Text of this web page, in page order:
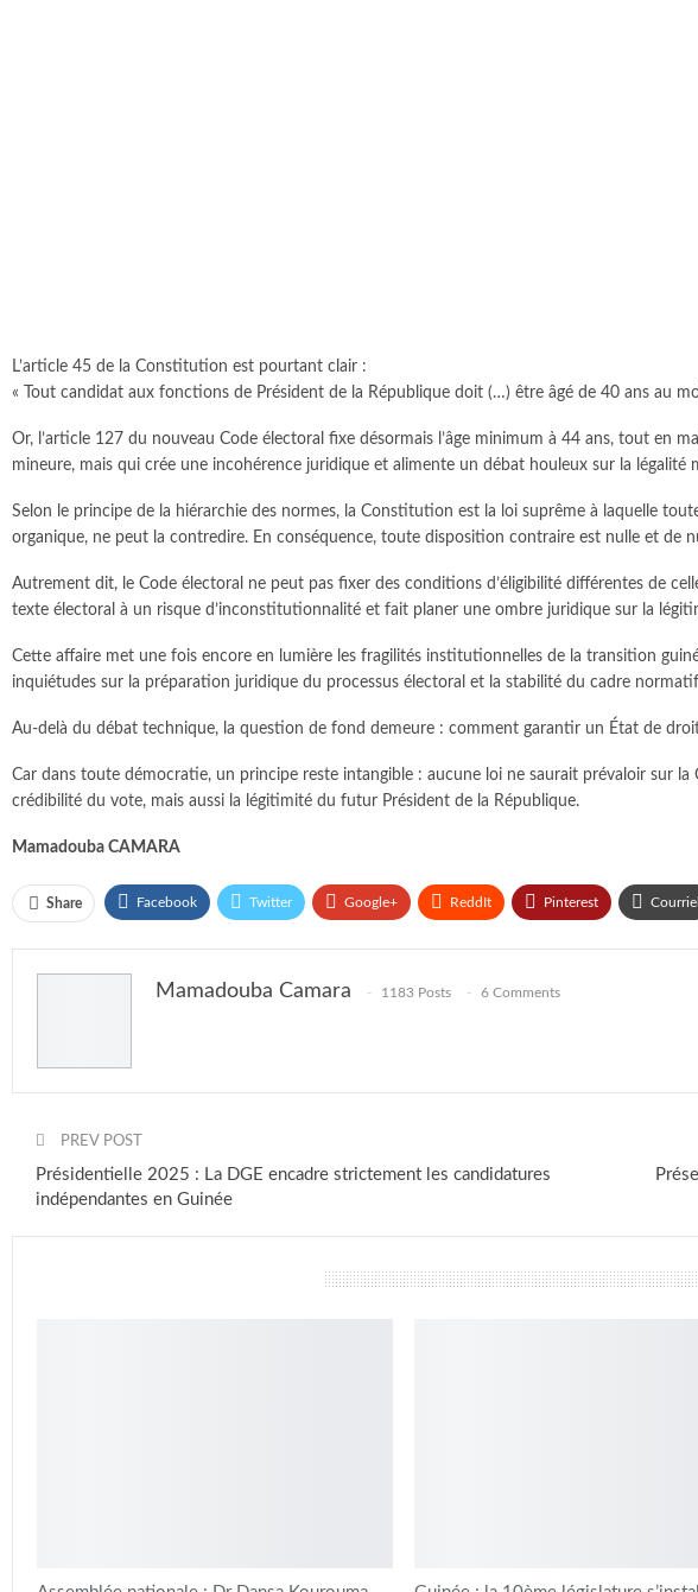
L’article 45 de la Constitution est pourtant clair :
« Tout candidat aux fonctions de Président de la République doit (…) être âgé de 40 ans au
Or, l’article 127 du nouveau Code électoral fixe désormais l’âge minimum à 44 ans, tout en
mineure, mais qui crée une incohérence juridique et alimente un débat houleux sur la légalité
Selon le principe de la hiérarchie des normes, la Constitution est la loi suprême à laquelle
organique, ne peut la contredire. En conséquence, toute disposition contraire est nulle et de
Autrement dit, le Code électoral ne peut pas fixer des conditions d’éligibilité différentes de
texte électoral à un risque d’inconstitutionnalité et fait planer une ombre juridique sur la
Cette affaire met une fois encore en lumière les fragilités institutionnelles de la transition
inquiétudes sur la préparation juridique du processus électoral et la stabilité du cadre
Au-delà du débat technique, la question de fond demeure : comment garantir un État de
Car dans toute démocratie, un principe reste intangible : aucune loi ne saurait prévaloir sur
crédibilité du vote, mais aussi la légitimité du futur Président de la République.
Mamadouba CAMARA
Share Facebook Twitter Google+ ReddIt Pinterest Courriel
Mamadouba Camara 1183 Posts 6 Comments
PREV POST
Présidentielle 2025 : La DGE encadre strictement les candidatures
indépendantes en Guinée